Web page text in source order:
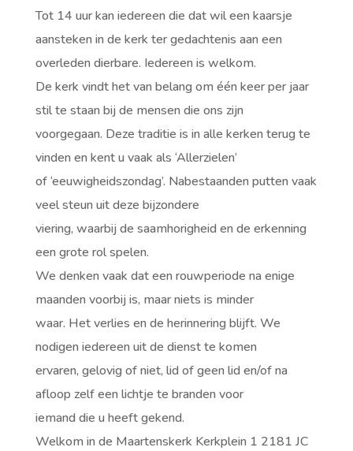
Tot 14 uur kan iedereen die dat wil een kaarsje
aansteken in de kerk ter gedachtenis aan een
overleden dierbare. Iedereen is welkom.
De kerk vindt het van belang om één keer per jaar
stil te staan bij de mensen die ons zijn
voorgegaan. Deze traditie is in alle kerken terug te
vinden en kent u vaak als ‘Allerzielen’
of ‘eeuwigheidszondag’. Nabestaanden putten vaak
veel steun uit deze bijzondere
viering, waarbij de saamhorigheid en de erkenning
een grote rol spelen.
We denken vaak dat een rouwperiode na enige
maanden voorbij is, maar niets is minder
waar. Het verlies en de herinnering blijft. We
nodigen iedereen uit de dienst te komen
ervaren, gelovig of niet, lid of geen lid en/of na
afloop zelf een lichtje te branden voor
iemand die u heeft gekend.
Welkom in de Maartenskerk Kerkplein 1 2181 JC